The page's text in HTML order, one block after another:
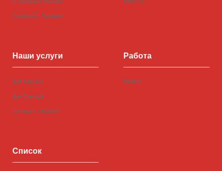
Связаться с Тиендео
Наши услуги
Для бизнеса
Для Брендов
Не нашли магазин?
Работа
Работа
Список